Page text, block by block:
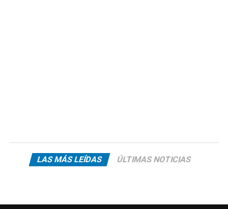
LAS MÁS LEÍDAS ÚLTIMAS NOTICIAS